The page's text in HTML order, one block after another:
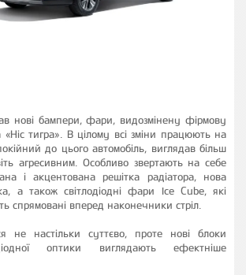
нові бампери, фари, видозмінену фірмову
«Ніс тигра». В цілому всі зміни працюють на
до цього автомобіль, виглядав більш
агресивним. Особливо звертають на себе
і акцентована решітка радіатора, нова
а також світлодіодні фари Ice Cube, які
спрямовані вперед наконечники стріл.
не настільки суттєво, проте нові блоки
оптики виглядають ефектніше